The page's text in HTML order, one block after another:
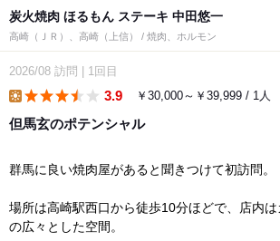
炭火焼肉 ほるもん ステーキ 中田悠一
高崎（ＪＲ）、高崎（上信） / 焼肉、ホルモン
2026/08 訪問 1回目
3.9 ￥30,000～￥39,999 / 1人
但馬玄のポテンシャル
群馬に良い焼肉屋があると聞きつけて初訪問。
場所は高崎駅西口から徒歩10分ほどで、店内
の広々とした空間。